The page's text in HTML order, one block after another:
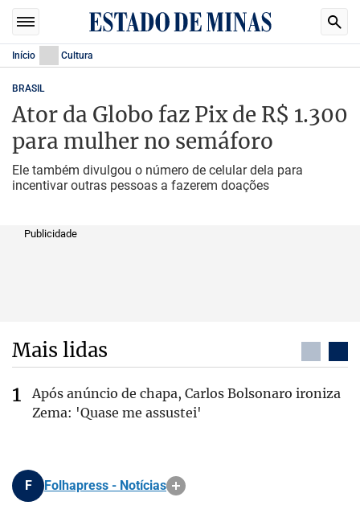
Início Cultura
BRASIL
Ator da Globo faz Pix de R$ 1.300
para mulher no semáforo
Ele também divulgou o número de celular dela para
incentivar outras pessoas a fazerem doações
Publicidade
Mais lidas
Após anúncio de chapa, Carlos Bolsonaro ironiza
Zema: 'Quase me assustei'
F Folhapress - Notícias